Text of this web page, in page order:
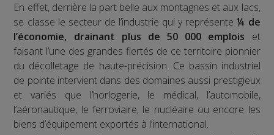
En effet, derrière la part belle aux montagnes et aux lacs,
se classe le secteur de l’industrie qui y représente¼ de
l’économie, drainant plus de 50 000 emplois et
faisant l’une des grandes fiertés de ce territoire pionnier
du décolletage de haute-précision. Ce bassin industriel
de pointe intervient dans des domaines aussi prestigieux
et variés que l’horlogerie, le médical, l’automobile,
l’aéronautique, le ferroviaire, le nucléaire ou encore les
biens d’équipement exportés à l’international.